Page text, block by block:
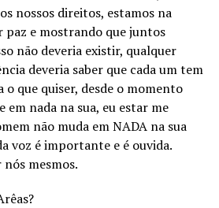
nossos direitos, estamos na
e mostrando que juntos
não deveria existir, qualquer
deveria saber que cada um tem
o que quiser, desde o momento
em nada na sua, eu estar me
não muda em NADA na sua
voz é importante e é ouvida.
mesmos.